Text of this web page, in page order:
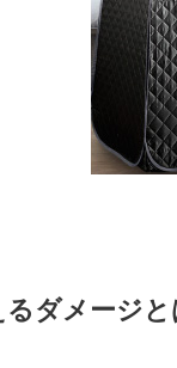
ダメージと